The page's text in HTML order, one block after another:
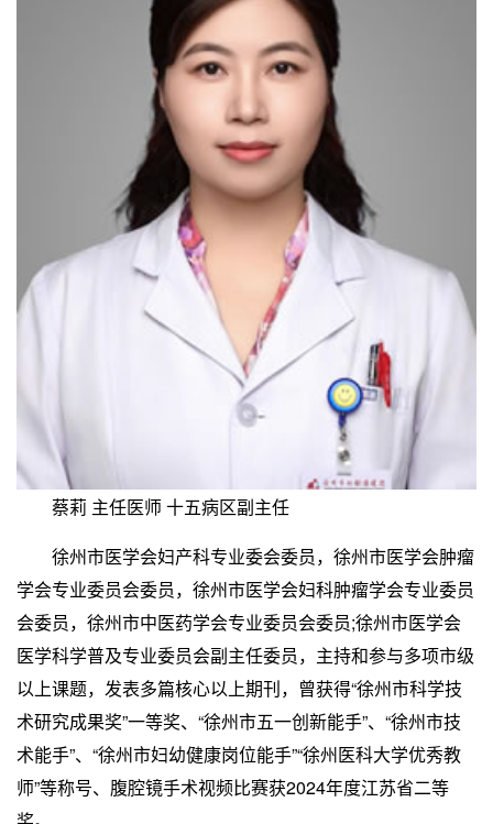
蔡莉 主任医师 十五病区副主任
徐州市医学会妇产科专业委会委员，徐州市医学会肿瘤
学会专业委员会委员，徐州市医学会妇科肿瘤学会专业委员
会委员，徐州市中医药学会专业委员会委员;徐州市医学会
医学科学普及专业委员会副主任委员，主持和参与多项市级
以上课题，发表多篇核心以上期刊，曾获得“徐州市科学技
术研究成果奖”一等奖、“徐州市五一创新能手”、“徐州市技
术能手”、“徐州市妇幼健康岗位能手”“徐州医科大学优秀教
师”等称号、腹腔镜手术视频比赛获2024年度江苏省二等